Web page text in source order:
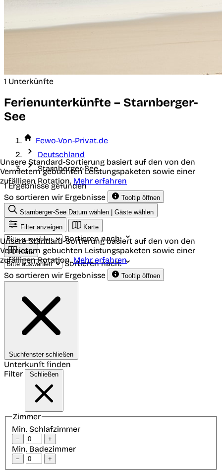
1 Unterkünfte
Ferienunterkünfte – Starnberger-
See
Fewo-Von-Privat.de
Deutschland
Starnberger-See
1 Ergebnisse gefunden
So sortieren wir Ergebnisse
Tooltip öffnen
Unsere Standard-Sortierung basiert auf den von den
Vermietern gebuchten Leistungspaketen sowie einer
zufälligen Rotation. Mehr erfahren
Starnberger-See Datum wählen | Gäste wählen
Filter anzeigen
Karte
Sortieren nach:
Karte
Sortieren nach:
So sortieren wir Ergebnisse
Tooltip öffnen
Unsere Standard-Sortierung basiert auf den von den
Vermietern gebuchten Leistungspaketen sowie einer
zufälligen Rotation.Mehr erfahren
Suchfenster schließen
Unterkunft finden
Filter
Schließen
Zimmer
Min. Schlafzimmer
− +
Min. Badezimmer
− +